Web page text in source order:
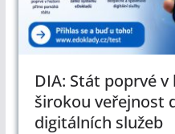
DIA: Stát poprvé
širokou veřejnost
digitálních služeb